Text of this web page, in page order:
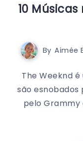
10
By Aimée
The Weeknd
são esnobados
pelo Grammy